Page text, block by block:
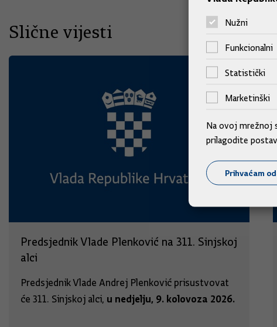
Slične vijesti
Predsjednik Vlade Plenković na 311. Sinjskoj
alci
Predsjednik Vlade Andrej Plenković prisustvovat
će 311. Sinjskoj alci, u nedjelju, 9. kolovoza 2026.
Nužni
Funkcionalni
Statistički
Marketinški
Na ovoj mrežnoj
prilagodite
Prihvaćam